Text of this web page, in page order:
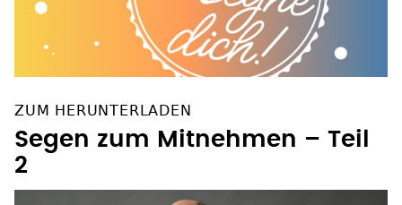
ZUM HERUNTERLADEN
Segen zum Mitnehmen – Teil
2